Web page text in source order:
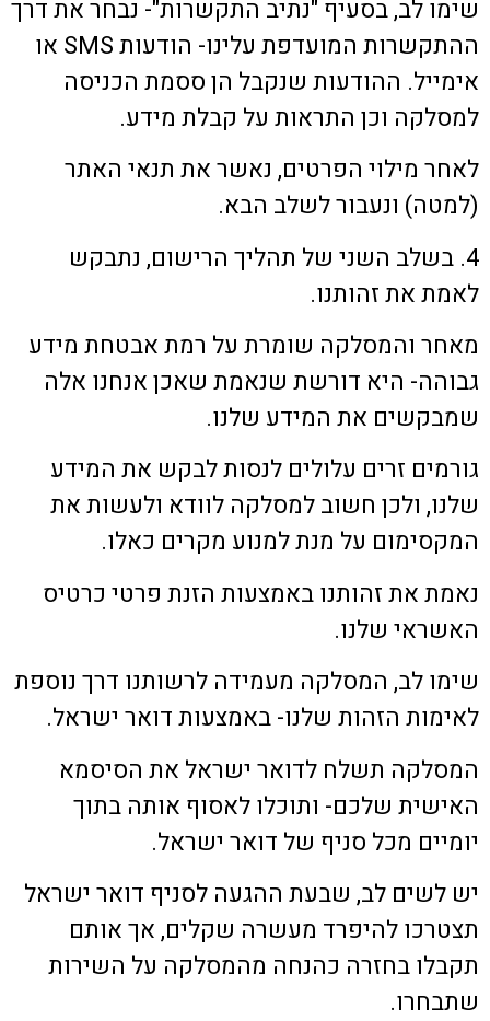
שימו לב, בסעיף "נתיב התקשרות"- נבחר את דרך
ההתקשרות המועדפת עלינו- הודעות SMS או
אימייל. ההודעות שנקבל הן ססמת הכניסה
למסלקה וכן התראות על קבלת מידע.
לאחר מילוי הפרטים, נאשר את תנאי האתר
(למטה) ונעבור לשלב הבא.
4. בשלב השני של תהליך הרישום, נתבקש
לאמת את זהותנו.
מאחר והמסלקה שומרת על רמת אבטחת מידע
גבוהה- היא דורשת שנאמת שאכן אנחנו אלה
שמבקשים את המידע שלנו.
גורמים זרים עלולים לנסות לבקש את המידע
שלנו, ולכן חשוב למסלקה לוודא ולעשות את
המקסימום על מנת למנוע מקרים כאלו.
נאמת את זהותנו באמצעות הזנת פרטי כרטיס
האשראי שלנו.
שימו לב, המסלקה מעמידה לרשותנו דרך נוספת
לאימות הזהות שלנו- באמצעות דואר ישראל.
המסלקה תשלח לדואר ישראל את הסיסמא
האישית שלכם- ותוכלו לאסוף אותה בתוך
יומיים מכל סניף של דואר ישראל.
יש לשים לב, שבעת ההגעה לסניף דואר ישראל
תצטרכו להיפרד מעשרה שקלים, אך אותם
תקבלו בחזרה כהנחה מהמסלקה על השירות
שתבחרו.